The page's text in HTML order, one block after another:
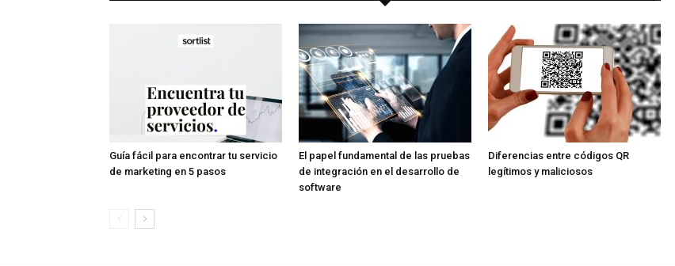
Guía fácil para encontrar tu servicio
de marketing en 5 pasos
El papel fundamental de las pruebas
de integración en el desarrollo de
software
Diferencias entre códigos QR
legítimos y maliciosos